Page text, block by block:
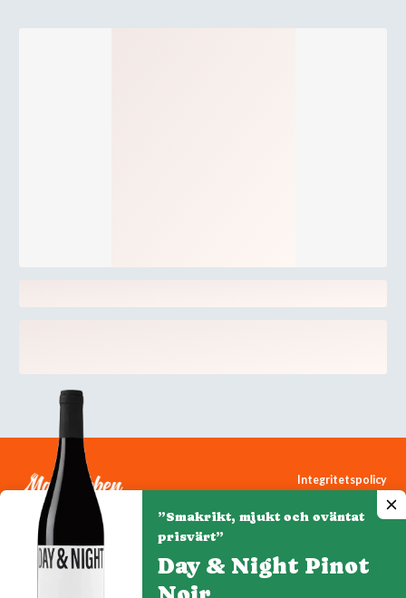
Integritetspolicy
Cookiepolicy
”Smakrikt, mjukt och oväntat
prisvärt”
Day & Night Pinot